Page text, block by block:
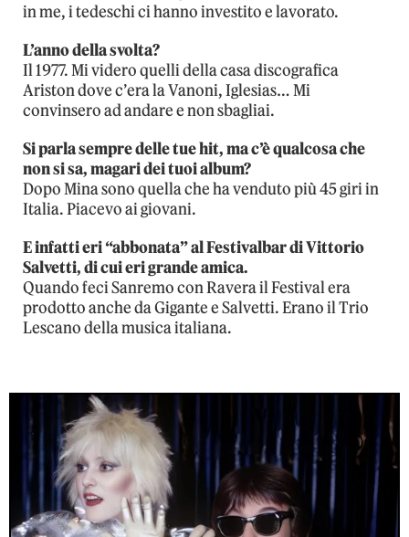
in me, i tedeschi ci hanno investito e lavorato.
L’anno della svolta?
Il 1977. Mi videro quelli della casa discografica
Ariston dove c’era la Vanoni, Iglesias… Mi
convinsero ad andare e non sbagliai.
Si parla sempre delle tue hit, ma c’è qualcosa che
non si sa, magari dei tuoi album?
Dopo Mina sono quella che ha venduto più 45 giri in
Italia. Piacevo ai giovani.
E infatti eri “abbonata” al Festivalbar di Vittorio
Salvetti, di cui eri grande amica.
Quando feci Sanremo con Ravera il Festival era
prodotto anche da Gigante e Salvetti. Erano il Trio
Lescano della musica italiana.